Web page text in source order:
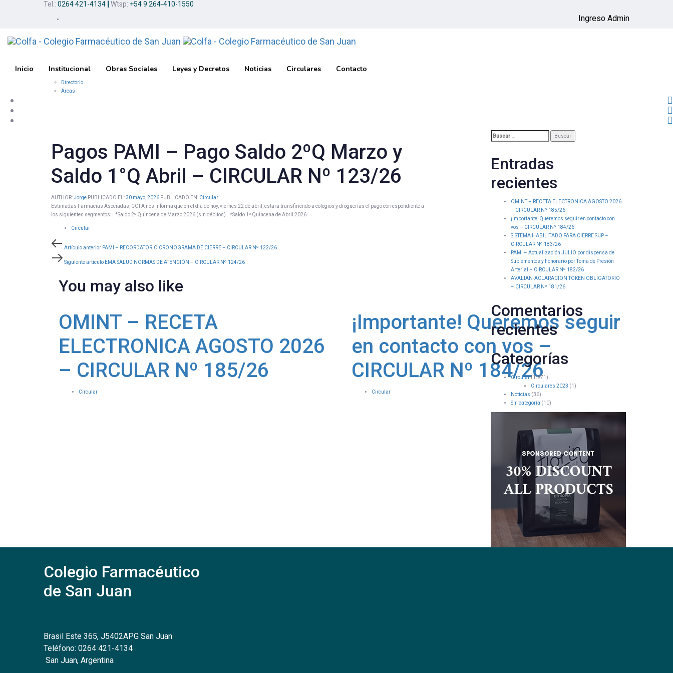
Skip
Tel.: 0264 421-4134 Wtsp: +54 9 264-410-1550
Ingreso Admin
Inicio Institucional
Directorio
Áreas
Obras Sociales Leyes y Decretos Noticias Circulares Contacto
Pagos PAMI – Pago Saldo 2ºQ Marzo y
Saldo 1°Q Abril – CIRCULAR Nº 123/26
AUTHOR:Jorge PUBLICADO EL:30 mayo, 2026 PUBLICADO EN: Circular
Estimadas Farmacias Asociadas, COFA nos informa que en el día de hoy, viernes 22 de abril, estara transfiriendo a colegios y droguerías el pago correspondiente a
los siguientes segmentos: *Saldo 2º Quincena de Marzo 2026 (sin débitos) *Saldo 1º Quincena de Abril 2026
Circular
Post
navigation
anterior
Artículo anterior PAMI – RECORDATORIO CRONOGRAMA DE CIERRE – CIRCULAR Nº 122/26
artículo
Siguiente artículo EMA SALUD NORMAS DE ATENCIÓN – CIRCULAR Nº 124/26
You may also like
OMINT – RECETA
ELECTRONICA AGOSTO 2026
– CIRCULAR Nº 185/26
Circular
¡Importante! Queremos seguir
en contacto con vos –
CIRCULAR Nº 184/26
Circular
Buscar:
Entradas
recientes
OMINT – RECETA ELECTRONICA AGOSTO 2026
– CIRCULAR Nº 185/26
¡Importante! Queremos seguir en contacto con
vos – CIRCULAR Nº 184/26
SISTEMA HABILITADO PARA CIERRE SUP –
CIRCULAR Nº 183/26
PAMI – Actualización JULIO por dispensa de
Suplementos y honorario por Toma de Presión
Arterial – CIRCULAR Nº 182/26
AVALIAN-ACLARACION TOKEN OBLIGATORIO
– CIRCULAR Nº 181/26
Comentarios
recientes
Categorías
Circular(1.971)
Circulares 2023 (1)
Noticias (36)
Sin categoría (10)
Colegio Farmacéutico
de San Juan
Brasil Este 365, J5402APG San Juan
Teléfono: 0264 421-4134
San Juan, Argentina